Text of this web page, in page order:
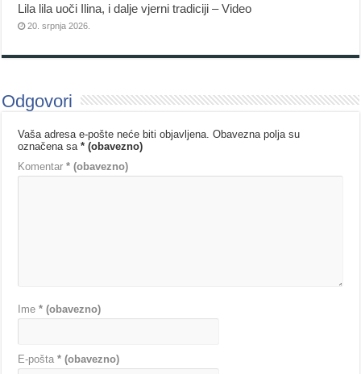
Lila lila uoči Ilina, i dalje vjerni tradiciji – Video
20. srpnja 2026.
Odgovori
Vaša adresa e-pošte neće biti objavljena. Obavezna polja su
označena sa* (obavezno)
Komentar* (obavezno)
Ime* (obavezno)
E-pošta* (obavezno)